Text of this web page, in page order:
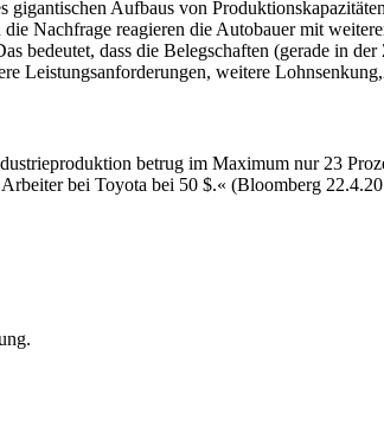
gigantischen Aufbaus von
Nachfrage reagieren die Autobauer mit
bedeutet, dass die Belegschaften (gerade in
Leistungsanforderungen, weitere
betrug im Maximum nur 23
bei Toyota bei 50 $.« (Bloomberg